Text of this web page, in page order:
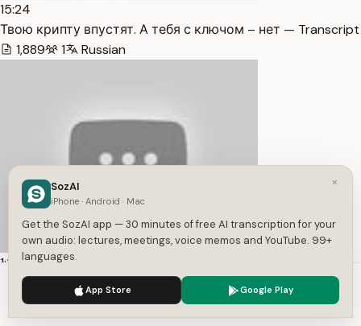
15:24
Твою крипту впустят. А тебя с ключом – нет — Transcript
1,889
1 Russian
1:33:20
All Unique 2.0 – Система проявленности. Эфир №5 —
Transcript
We use cookies to enhance your experience.
×
SozAI
iPhone · Android · Mac
Get the SozAI app — 30 minutes of free AI transcription for your
own audio: lectures, meetings, voice memos and YouTube. 99+
languages.
App Store Google Play